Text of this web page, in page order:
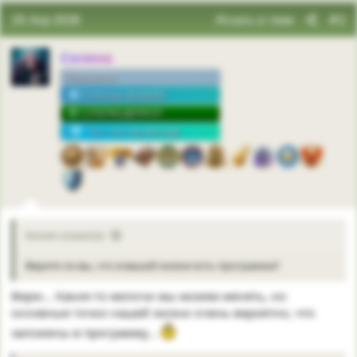
25 Апр 2026 Искать в теме #2
Селена
Принцесса
СУПЕРМОДЕРАТОР
Топ-постер месяца
Келия сказал(а):
Верите ли вы, что в вашей жизни есть программа?
Верю… Какие-то мелочи мы можем менять, но
основные точки нашей жизни очень вероятно, что
заложены в программу…